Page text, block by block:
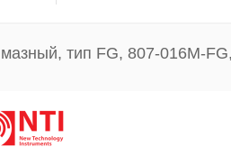
тип FG, 807-016M-